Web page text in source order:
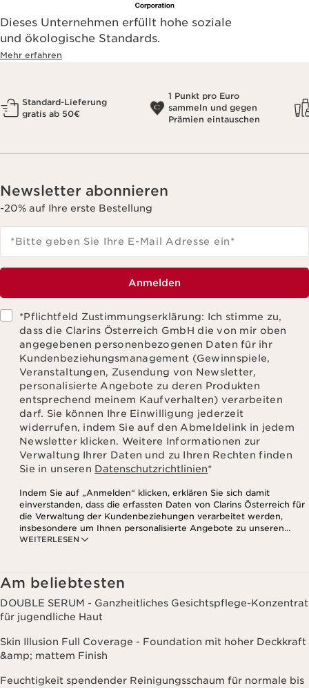
Dieses Unternehmen erfüllt hohe soziale
und ökologische Standards.
Mehr erfahren
Standard-Lieferung
gratis ab 50€
1 Punkt pro Euro
sammeln und gegen
Prämien eintauschen
Newsletter abonnieren
-20% auf Ihre erste Bestellung
*Bitte geben Sie Ihre E-Mail Adresse ein*
Anmelden
*Pflichtfeld Zustimmungserklärung: Ich stimme zu,
dass die Clarins Österreich GmbH die von mir oben
angegebenen personenbezogenen Daten für ihr
Kundenbeziehungsmanagement (Gewinnspiele,
Veranstaltungen, Zusendung von Newsletter,
personalisierte Angebote zu deren Produkten
entsprechend meinem Kaufverhalten) verarbeiten
darf. Sie können Ihre Einwilligung jederzeit
widerrufen, indem Sie auf den Abmeldelink in jedem
Newsletter klicken. Weitere Informationen zur
Verwaltung Ihrer Daten und zu Ihren Rechten finden
Sie in unseren Datenschutzrichtlinien*
WEITERLESEN
Indem Sie auf „Anmelden“ klicken, erklären Sie sich damit
einverstanden, dass die erfassten Daten von Clarins Österreich für
die Verwaltung der Kundenbeziehungen verarbeitet werden,
insbesondere um Ihnen personalisierte Angebote zu unseren
Produkten und Dienstleistungen entsprechend Ihrem
Websites Dritter, sowie für analytische Zwecke.
Am beliebtesten
DOUBLE SERUM - Ganzheitliches Gesichtspflege-Konzentrat
für jugendliche Haut
Skin Illusion Full Coverage - Foundation mit hoher Deckkraft
&amp; mattem Finish
Feuchtigkeit spendender Reinigungsschaum für normale bis